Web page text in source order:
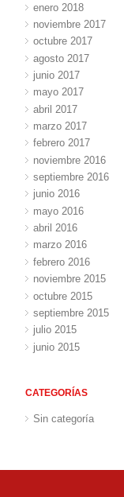
enero 2018
noviembre 2017
octubre 2017
agosto 2017
junio 2017
mayo 2017
abril 2017
marzo 2017
febrero 2017
noviembre 2016
septiembre 2016
junio 2016
mayo 2016
abril 2016
marzo 2016
febrero 2016
noviembre 2015
octubre 2015
septiembre 2015
julio 2015
junio 2015
CATEGORÍAS
Sin categoría